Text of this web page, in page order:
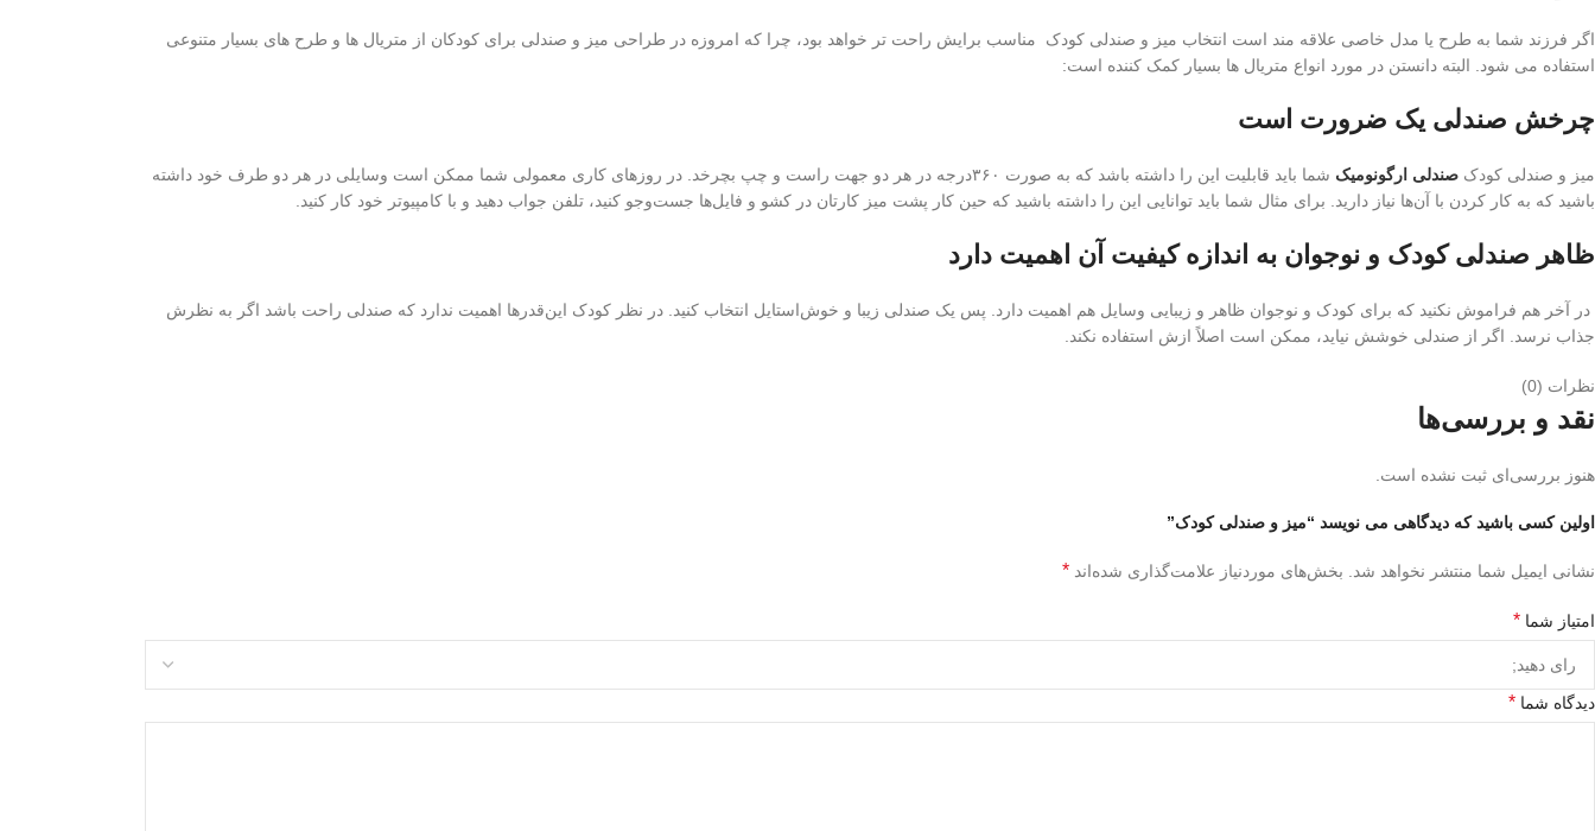
اگر فرزند شما به طرح یا مدل خاصی علاقه مند است انتخاب میز و صندلی کودک مناسب برایش راحت تر خواهد بود، چرا که امروزه در طراحی میز و صندلی برای کودکان از متریال ها و طرح های بسیار متنوعی
استفاده می شود. البته دانستن در مورد انواع متریال ها بسیار کمک کننده است:
چرخش صندلی یک ضرورت است
میز و صندلی کودک صندلی ارگونومیک
شما باید قابلیت این را داشته باشد که به صورت ۳۶۰درجه در هر دو جهت راست و چپ بچرخد. در روزهای کاری معمولی شما ممکن است وسایلی در هر دو طرف خود داشته
باشید که به کار کردن با آن‌ها نیاز دارید. برای مثال شما باید توانایی این را داشته باشید که حین کار پشت میز کارتان در کشو و فایل‌ها جست‌وجو کنید، تلفن جواب دهید و با کامپیوتر خود کار کنید.
ظاهر صندلی کودک و نوجوان به اندازه کیفیت آن اهمیت دارد
در آخر هم فراموش نکنید که برای کودک و نوجوان ظاهر و زیبایی وسایل هم اهمیت دارد. پس یک صندلی زیبا و خوش‌استایل انتخاب کنید. در نظر کودک این‌قدرها اهمیت ندارد که صندلی راحت باشد اگر به نظرش
جذاب نرسد. اگر از صندلی خوشش نیاید، ممکن است اصلاً ازش استفاده نکند.
نظرات (0)
نقد و بررسی‌ها
هنوز بررسی‌ای ثبت نشده است.
اولین کسی باشید که دیدگاهی می نویسد “میز و صندلی کودک”
نشانی ایمیل شما منتشر نخواهد شد. بخش‌های موردنیاز علامت‌گذاری شده‌اند *
امتیاز شما *
دیدگاه شما *